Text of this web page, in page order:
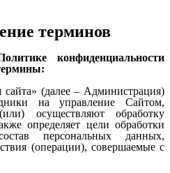
терминов
конфиденциальности
» (далее – Администрация)
на управление Cайтом,
осуществляют обработку
определяет цели обработки
персональных данных,
(операции), совершаемые с